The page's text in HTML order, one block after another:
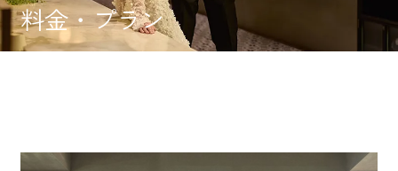
料金・プラン